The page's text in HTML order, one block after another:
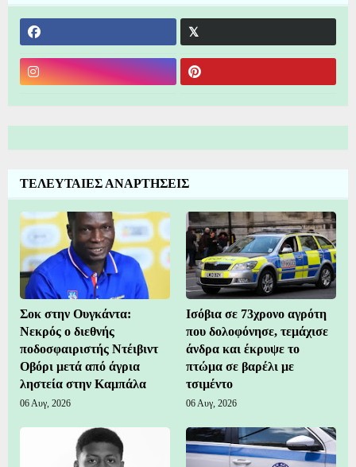
ΤΕΛΕΥΤΑΙΕΣ ΑΝΑΡΤΗΣΕΙΣ
Σοκ στην Ουγκάντα:
Νεκρός ο διεθνής
ποδοσφαιριστής Ντέιβιντ
Οβόρι μετά από άγρια
ληστεία στην Καμπάλα
06 Αυγ, 2026
Ισόβια σε 73χρονο αγρότη
που δολοφόνησε, τεμάχισε
άνδρα και έκρυψε το
πτώμα σε βαρέλι με
τσιμέντο
06 Αυγ, 2026